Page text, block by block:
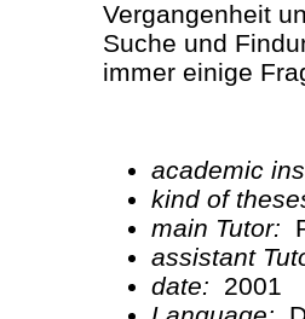
Vergangenheit
Suche und
immer einige
academic
kind of
main Tutor:
assistant
date:
2001